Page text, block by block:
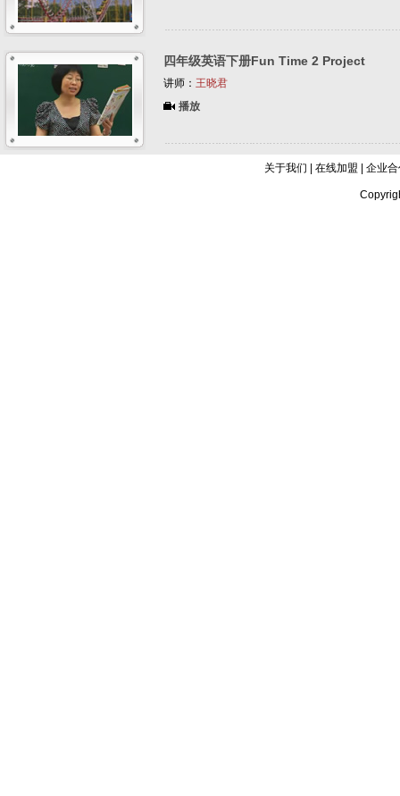
四年级英语下册Fun Time 2 Project
讲师： 王晓君
播放
关于我们 在线加盟 企业合